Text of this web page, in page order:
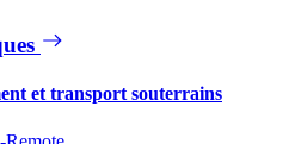
et transport souterrains